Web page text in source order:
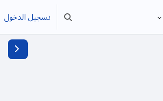
تبديل إدخال البحث
تسجيل الدخول
فتح